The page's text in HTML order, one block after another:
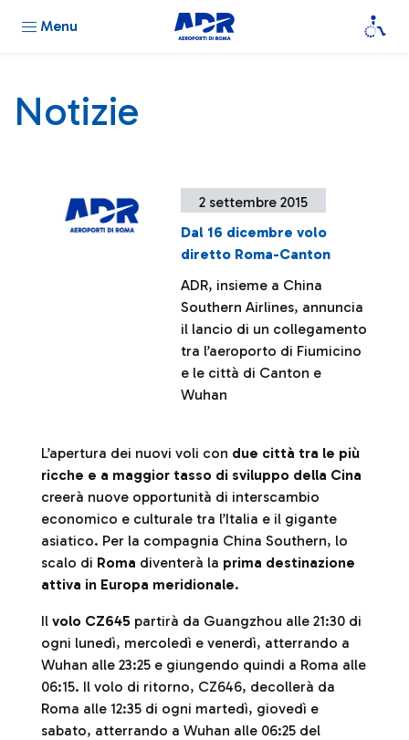
Menu
Notizie
2 settembre 2015
Dal 16 dicembre volo
diretto Roma-Canton
ADR, insieme a China
Southern Airlines, annuncia
il lancio di un collegamento
tra l’aeroporto di Fiumicino
e le città di Canton e
Wuhan
L’apertura dei nuovi voli con due città tra le più
ricche e a maggior tasso di sviluppo della Cina
creerà nuove opportunità di interscambio
economico e culturale tra l’Italia e il gigante
asiatico. Per la compagnia China Southern, lo
scalo di Roma diventerà la prima destinazione
attiva in Europa meridionale.
Il volo CZ645 partirà da Guangzhou alle 21:30 di
ogni lunedì, mercoledì e venerdì, atterrando a
Wuhan alle 23:25 e giungendo quindi a Roma alle
06:15. Il volo di ritorno, CZ646, decollerà da
Roma alle 12:35 di ogni martedì, giovedì e
sabato, atterrando a Wuhan alle 06:25 del